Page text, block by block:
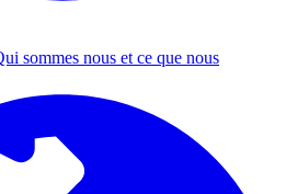
sommes nous et ce que nous